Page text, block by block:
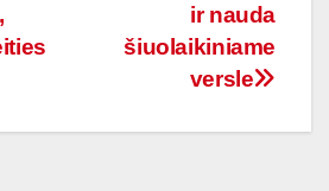
ir nauda
šiuolaikiniame
versle